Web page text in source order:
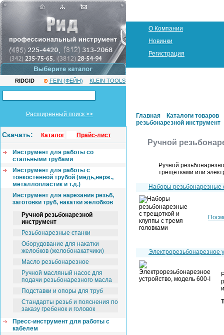
RIDGID FEIN (ФЕЙН) KLEIN TOOLS
Расширенный поиск >>
Скачать: Каталог Прайс-лист
Инструмент для работы со
стальными трубами
Инструмент для работы с
тонкостенной трубой (медь,нерж.,
металлопластик и т.д.)
Инструмент для нарезания резьб,
заготовки труб, накатки желобков
Ручной резьбонарезной
инструмент
Резьбонарезные станки
Оборудование для накатки
желобков (желобонакатчики)
Масло резьбонарезное
Ручной масляный насос для
подачи резьбонарезного масла
Подставки и опоры для труб
Стандарты резьб и пояснения по
заказу гребенок и головок
Пресс-инструмент для работы с
кабелем
О Компании
Новинки
Регистрация
Главная
Каталоги товаров
резьбонарезной инструмент
Ручной
Ручной
трещетками или
Наборы